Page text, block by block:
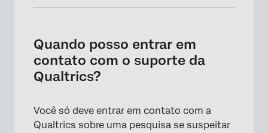
Quando posso entrar em
contato com o suporte da
Qualtrics?
Você só deve entrar em contato com a
Qualtrics sobre uma pesquisa se suspeitar